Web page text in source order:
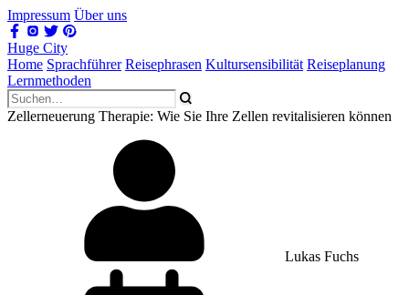
Impressum Über uns
Huge City
Home Sprachführer Reisephrasen Kultursensibilität Reiseplanung
Lernmethoden
Zellerneuerung Therapie: Wie Sie Ihre Zellen revitalisieren können
Lukas Fuchs